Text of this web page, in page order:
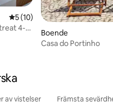
5 av 5 i genomsnittligt betyg,
5 (10)
4-
Boende
Casa do Portinho
av vistelser Främsta